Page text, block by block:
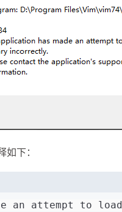
下：
an attempt to